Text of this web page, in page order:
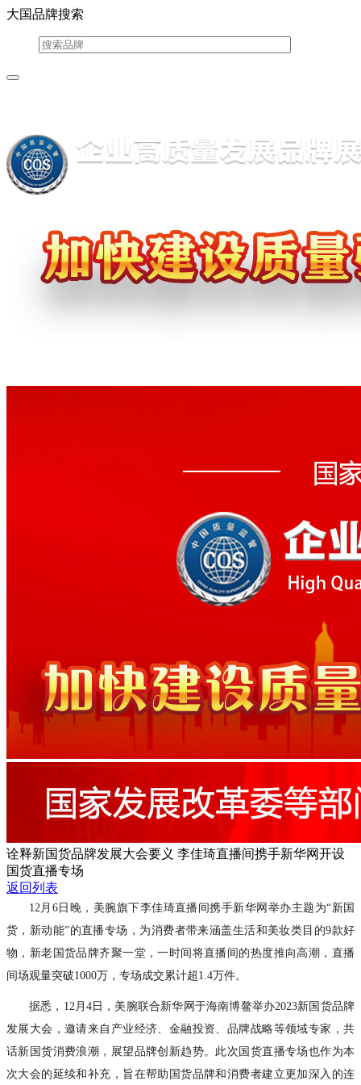
大国品牌搜索
诠释新国货品牌发展大会要义 李佳琦直播间携手新华网开设
国货直播专场
返回列表
12月6日晚，美腕旗下李佳琦直播间携手新华网举办主题为“新国
货，新动能”的直播专场，为消费者带来涵盖生活和美妆类目的9款好
物，新老国货品牌齐聚一堂，一时间将直播间的热度推向高潮，直播
间场观量突破1000万，专场成交累计超1.4万件。
据悉，12月4日，美腕联合新华网于海南博鳌举办2023新国货品牌
发展大会，邀请来自产业经济、金融投资、品牌战略等领域专家，共
话新国货消费浪潮，展望品牌创新趋势。此次国货直播专场也作为本
次大会的延续和补充，旨在帮助国货品牌和消费者建立更加深入的连